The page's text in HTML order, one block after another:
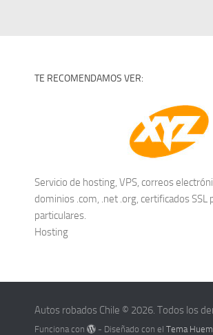
TE RECOMENDAMOS VER:
Servicio de hosting, VPS, correos
dominios .com, .net .org, certificados SSL
particulares.
Hosting
Autos robados Chile © 2026. Todos los
Funciona con - Diseñado con elTema